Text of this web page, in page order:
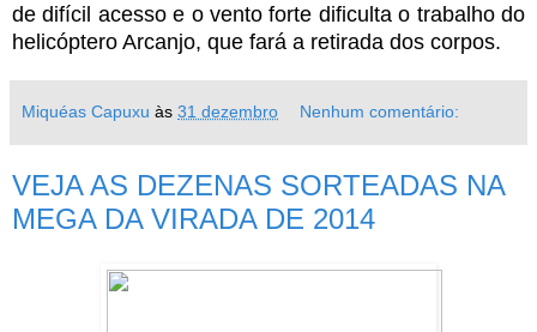
de difícil acesso e o vento forte dificulta o trabalho do
helicóptero Arcanjo, que fará a retirada dos corpos.
Miquéas Capuxu às 31 dezembro Nenhum comentário:
VEJA AS DEZENAS SORTEADAS NA
MEGA DA VIRADA DE 2014